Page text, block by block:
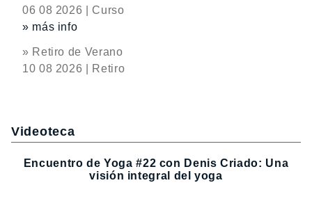
06 08 2026 | Curso
» más info
» Retiro de Verano
10 08 2026 | Retiro
Videoteca
Encuentro de Yoga #22 con Denis Criado: Una
visión integral del yoga